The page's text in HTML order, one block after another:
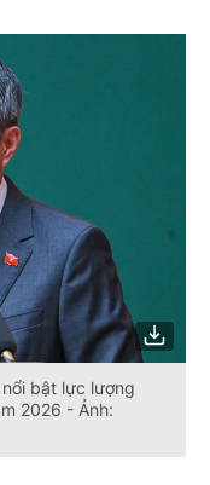
bật lực lượng
2026 - Ảnh: